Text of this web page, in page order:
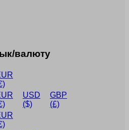
валюту
USD
($)
GBP
(£)